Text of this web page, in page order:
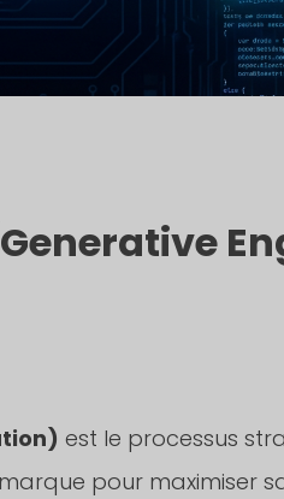
est le processus
pour maximiser